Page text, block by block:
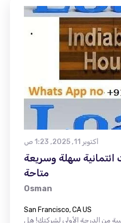
أكتوبر 11, 2025, 1:23 ص
ائتمانية سهلة وسريعة
متاحة
Osman
San Francisco, CA US
من الدرجة الأولى لشركتك! هل